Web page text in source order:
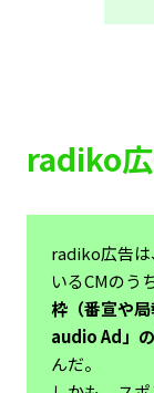
radiko
radiko広告は
いるCMのう
枠（番宣や
audio Ad」
んだ。